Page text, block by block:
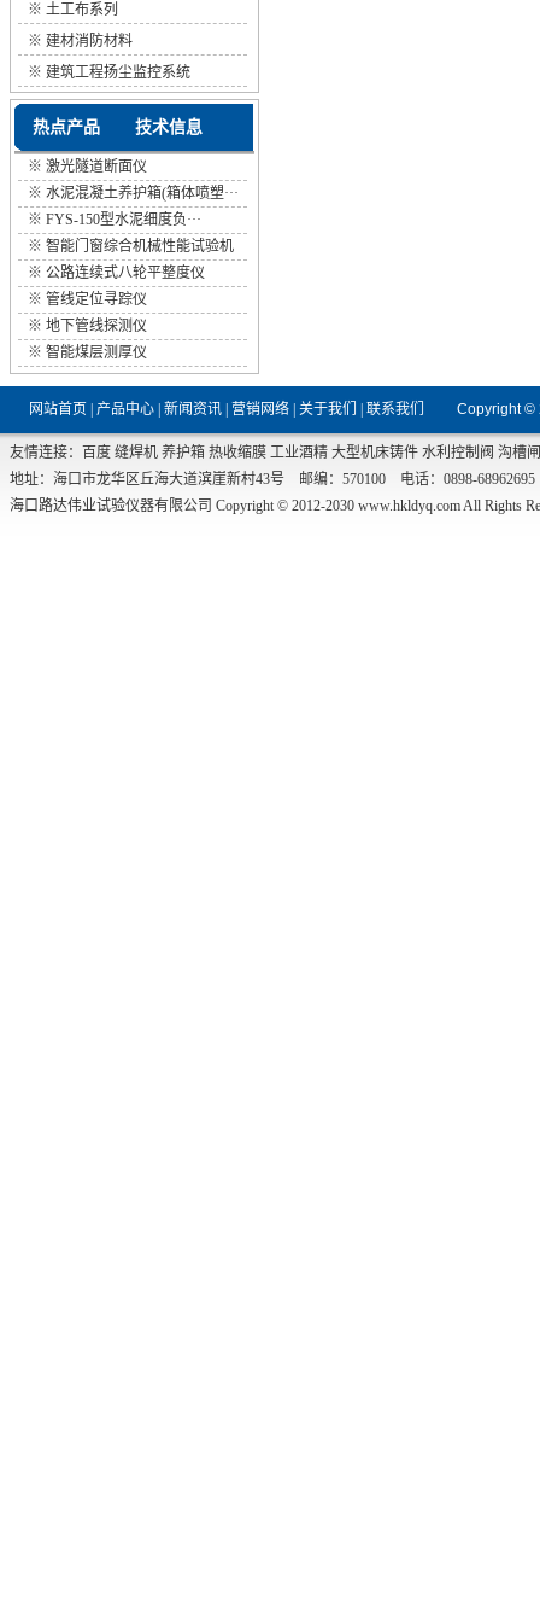
※ 土工布系列
※ 建材消防材料
※ 建筑工程扬尘监控系统
热点产品 技术信息
※ 激光隧道断面仪
※ 水泥混凝土养护箱(箱体喷塑···
※ FYS-150型水泥细度负···
※ 智能门窗综合机械性能试验机
※ 公路连续式八轮平整度仪
※ 管线定位寻踪仪
※ 地下管线探测仪
※ 智能煤层测厚仪
网站首页 产品中心 新闻资讯 营销网络 关于我们 联系我们 Copyright
友情连接： 百度 缝焊机 养护箱 热收缩膜 工业酒精 大型机床铸件 水利控制阀 沟槽
地址：海口市龙华区丘海大道滨崖新村43号 邮编：570100 电话：0898-
海口路达伟业试验仪器有限公司 Copyright © 2012-2030 www.hkldyq.comAll Rights